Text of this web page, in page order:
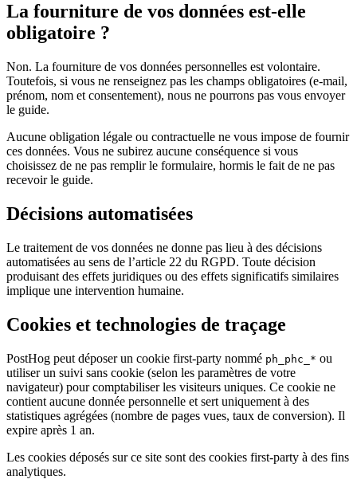
La fourniture de vos données est-elle
obligatoire ?
Non. La fourniture de vos données personnelles est volontaire.
Toutefois, si vous ne renseignez pas les champs obligatoires (e-mail,
prénom, nom et consentement), nous ne pourrons pas vous envoyer
le guide.
Aucune obligation légale ou contractuelle ne vous impose de fournir
ces données. Vous ne subirez aucune conséquence si vous
choisissez de ne pas remplir le formulaire, hormis le fait de ne pas
recevoir le guide.
Décisions automatisées
Le traitement de vos données ne donne pas lieu à des décisions
automatisées au sens de l’article 22 du RGPD. Toute décision
produisant des effets juridiques ou des effets significatifs similaires
implique une intervention humaine.
Cookies et technologies de traçage
PostHog peut déposer un cookie first-party nommé ph_phc_* ou
utiliser un suivi sans cookie (selon les paramètres de votre
navigateur) pour comptabiliser les visiteurs uniques. Ce cookie ne
contient aucune donnée personnelle et sert uniquement à des
statistiques agrégées (nombre de pages vues, taux de conversion). Il
expire après 1 an.
Les cookies déposés sur ce site sont des cookies first-party à des fins
analytiques.